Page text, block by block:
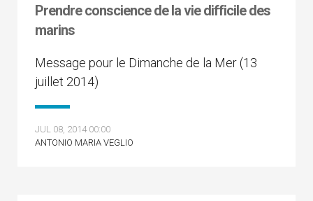
Prendre conscience de la vie difficile des
marins
Message pour le Dimanche de la Mer (13
juillet 2014)
JUL 08, 2014 00:00
ANTONIO MARIA VEGLIO